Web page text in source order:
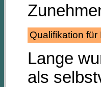
Qualifikation
Lange
als